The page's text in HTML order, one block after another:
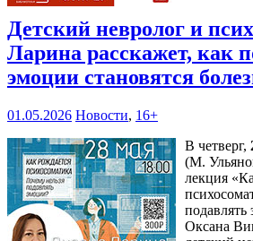
Детский невролог и
Ларина расскажет, как
эмоции становятся
01.05.2026 Новости, 16+
В четверг,
(М.
лекция
подавлять
Оксана